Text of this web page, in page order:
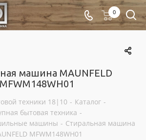
0
машина MAUNFELD
MFWM148WH01
техники 18|10 - Каталог -
бытовая техника -
машины - Стиральная машина
MFWM148WH01